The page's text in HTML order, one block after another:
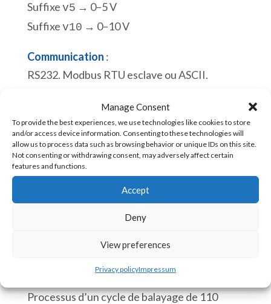
Manage Consent
To provide the best experiences, we use technologies like cookies to store
and/or access device information. Consenting to these technologies will
allow us to process data such as browsing behavior or unique IDs on this site.
Not consenting or withdrawing consent, may adversely affect certain
features and functions.
Accept
Deny
View preferences
Privacy policyImpressum
Suffixe v5 → 0–5 V
Suffixe v10 → 0–10 V
Communication :
RS232. Modbus RTU esclave ou ASCII.
En stock
quantité
de
PCB
eACE-5150v10 [85371091]
Processus d’un cycle de balayage de 110